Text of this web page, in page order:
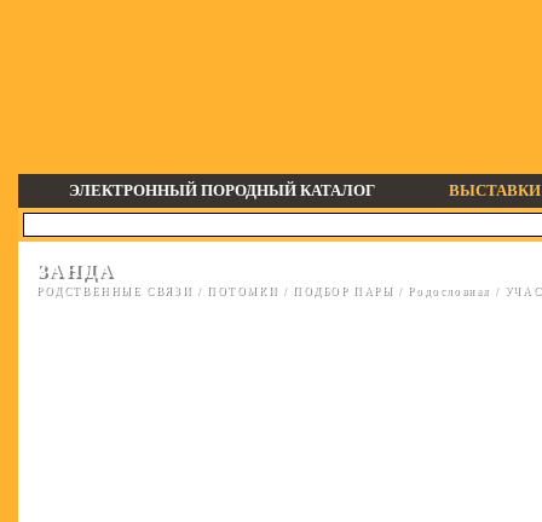
ЭЛЕКТРОННЫЙ ПОРОДНЫЙ КАТАЛОГ ВЫСТАВКИ
ЗАНДА
РОДСТВЕННЫЕ СВЯЗИ / ПОТОМКИ / ПОДБОР ПАРЫ / Родословная /